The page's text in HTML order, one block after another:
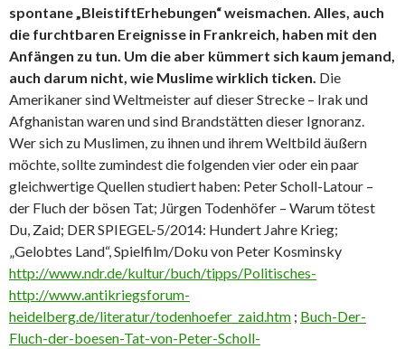
spontane „BleistiftErhebungen“ weismachen. Alles, auch
die furchtbaren Ereignisse in Frankreich, haben mit den
Anfängen zu tun. Um die aber kümmert sich kaum jemand,
auch darum nicht, wie Muslime wirklich ticken. Die
Amerikaner sind Weltmeister auf dieser Strecke – Irak und
Afghanistan waren und sind Brandstätten dieser Ignoranz.
Wer sich zu Muslimen, zu ihnen und ihrem Weltbild äußern
möchte, sollte zumindest die folgenden vier oder ein paar
gleichwertige Quellen studiert haben: Peter Scholl-Latour –
der Fluch der bösen Tat; Jürgen Todenhöfer – Warum tötest
Du, Zaid; DER SPIEGEL-5/2014: Hundert Jahre Krieg;
„Gelobtes Land“, Spielfilm/Doku von Peter Kosminsky
http://www.ndr.de/kultur/buch/tipps/Politisches-
http://www.antikriegsforum-
heidelberg.de/literatur/todenhoefer_zaid.htm ; Buch-Der-
Fluch-der-boesen-Tat-von-Peter-Scholl-